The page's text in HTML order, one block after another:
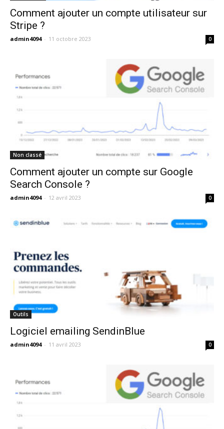
Comment ajouter un compte utilisateur sur
Stripe ?
admin4094 - 11 octobre 2023 0
Non classé
Comment ajouter un compte sur Google
Search Console ?
admin4094 - 12 avril 2023 0
Outils
Logiciel emailing SendinBlue
admin4094 - 11 avril 2023 0